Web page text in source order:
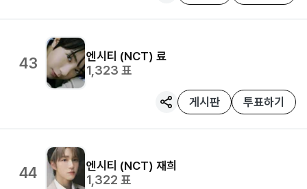
43 엔시티 (NCT) 료
1,323 표
게시판 투표하기
44 엔시티 (NCT) 재희
1,322 표